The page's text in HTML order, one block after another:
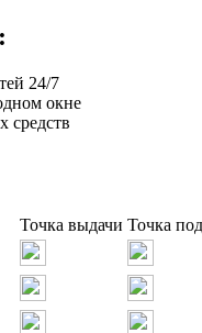
24/7
окне
средств
Точка выдачи Точка